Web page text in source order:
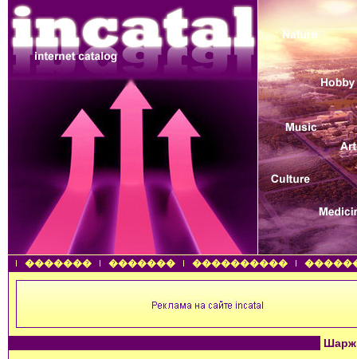
������� ������� ����������